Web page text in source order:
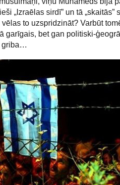
„Izraēlas sirdī” un tā „skaitās”
to uzspridzināt? Varbūt
garīgais, bet gan politiski-
griba…